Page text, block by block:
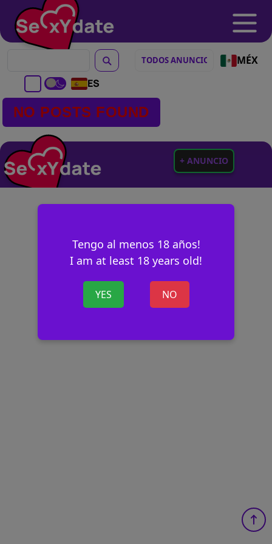
MÉX
ES
Tengo al menos 18 años!
I am at least 18 years old!
YES NO
NO POSTS FOUND
+ ANUNCIO